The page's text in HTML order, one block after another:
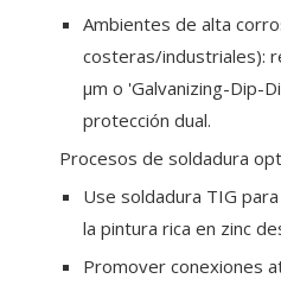
Ambientes de alta
costeras/industriales):
μm o 'Galvanizing-Dip-
protección dual.
Procesos de soldadura
Use soldadura TIG
la pintura rica en zinc
Promover conexiones